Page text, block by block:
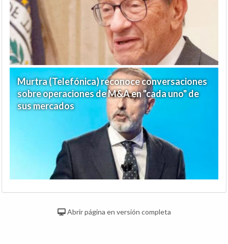
Murtra (Telefónica) reconoce conversaciones
sobre operaciones de M&A en "cada uno" de
sus mercados
Abrir página en versión completa